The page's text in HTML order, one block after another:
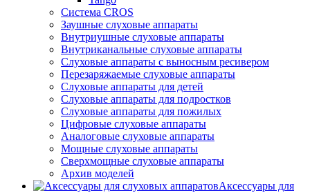
Система CROS
Заушные слуховые аппараты
Внутриушные слуховые аппараты
Внутриканальные слуховые аппараты
Слуховые аппараты с выносным ресивером
Перезаряжаемые слуховые аппараты
Слуховые аппараты для детей
Слуховые аппараты для подростков
Слуховые аппараты для пожилых
Цифровые слуховые аппараты
Аналоговые слуховые аппараты
Мощные слуховые аппараты
Сверхмощные слуховые аппараты
Архив моделей
Аксессуары для